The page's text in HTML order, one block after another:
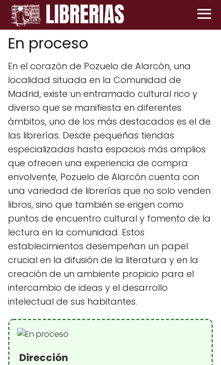
En proceso
En el corazón de Pozuelo de Alarcón, una
localidad situada en la Comunidad de
Madrid, existe un entramado cultural rico y
diverso que se manifiesta en diferentes
ámbitos, uno de los más destacados es el de
las librerías. Desde pequeñas tiendas
especializadas hasta espacios más amplios
que ofrecen una experiencia de compra
envolvente, Pozuelo de Alarcón cuenta con
una variedad de librerías que no solo venden
libros, sino que también se erigen como
puntos de encuentro cultural y fomento de la
lectura en la comunidad. Estos
establecimientos desempeñan un papel
crucial en la difusión de la literatura y en la
creación de un ambiente propicio para el
intercambio de ideas y el desarrollo
intelectual de sus habitantes.
Dirección